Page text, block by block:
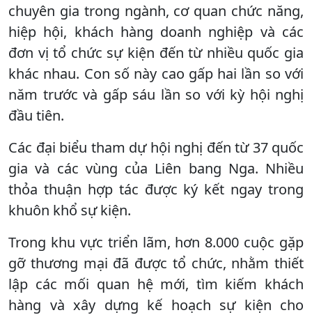
chuyên gia trong ngành, cơ quan chức năng,
hiệp hội, khách hàng doanh nghiệp và các
đơn vị tổ chức sự kiện đến từ nhiều quốc gia
khác nhau. Con số này cao gấp hai lần so với
năm trước và gấp sáu lần so với kỳ hội nghị
đầu tiên.
Các đại biểu tham dự hội nghị đến từ 37 quốc
gia và các vùng của Liên bang Nga. Nhiều
thỏa thuận hợp tác được ký kết ngay trong
khuôn khổ sự kiện.
Trong khu vực triển lãm, hơn 8.000 cuộc gặp
gỡ thương mại đã được tổ chức, nhằm thiết
lập các mối quan hệ mới, tìm kiếm khách
hàng và xây dựng kế hoạch sự kiện cho